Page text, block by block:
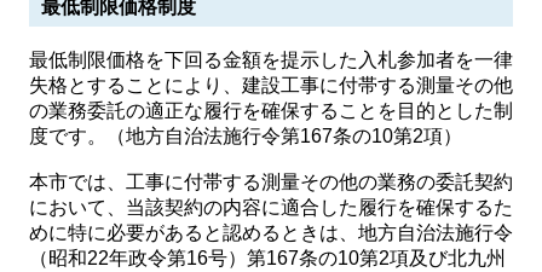
最低制限価格制度
最低制限価格を下回る金額を提示した入札参加者を一律
失格とすることにより、建設工事に付帯する測量その他
の業務委託の適正な履行を確保することを目的とした制
度です。（地方自治法施行令第167条の10第2項）
本市では、工事に付帯する測量その他の業務の委託契約
において、当該契約の内容に適合した履行を確保するた
めに特に必要があると認めるときは、地方自治法施行令
（昭和22年政令第16号）第167条の10第2項及び北九州